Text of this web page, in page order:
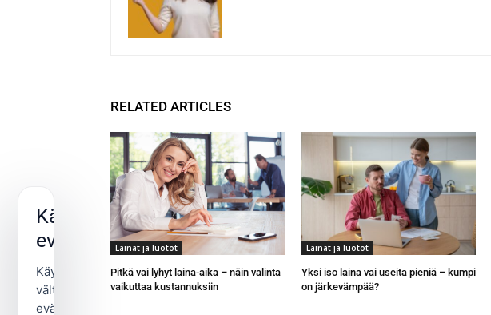
RELATED ARTICLES
Lainat ja luotot
Pitkä vai lyhyt laina-aika – näin valinta
vaikuttaa kustannuksiin
Lainat ja luotot
Yksi iso laina vai useita pieniä – kumpi
on järkevämpää?
Käytämme
evästeitä
Käytämme
välttämättömiä
evästeitä